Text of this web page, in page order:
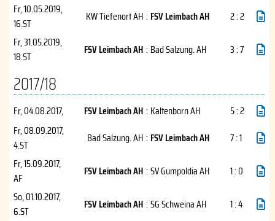
Fr, 10.05.2019,
16.ST
KW Tiefenort AH : FSV Leimbach AH
2 : 2
Fr, 31.05.2019,
18.ST
FSV Leimbach AH : Bad Salzung. AH 3 : 7
2017/18
Fr, 04.08.2017, FSV Leimbach AH : Kaltenborn AH
5 : 2
Fr, 08.09.2017,
4.ST
Bad Salzung. AH : FSV Leimbach AH
7 : 1
Fr, 15.09.2017,
AF
FSV Leimbach AH :SV Gumpoldia AH
1 : 0
So, 01.10.2017,
6.ST
FSV Leimbach AH :SG Schweina AH
1 : 4